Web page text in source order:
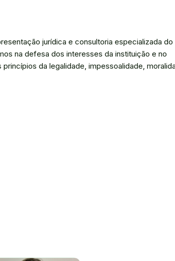
jurídica e consultoria especializada do
na defesa dos interesses da instituição e no
da legalidade, impessoalidade,